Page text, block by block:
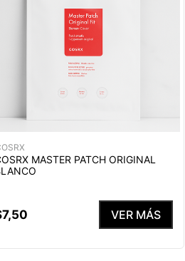
MASTER PATCH ORIGINAL
7,50 VER MÁS